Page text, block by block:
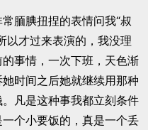
腼腆扭捏的表情问我“叔
以才过来表演的，我没理
事情，一次下班，天色渐
时间之后她就继续用那种
凡是这种事我都立刻条件
个小要饭的，真是一个丢